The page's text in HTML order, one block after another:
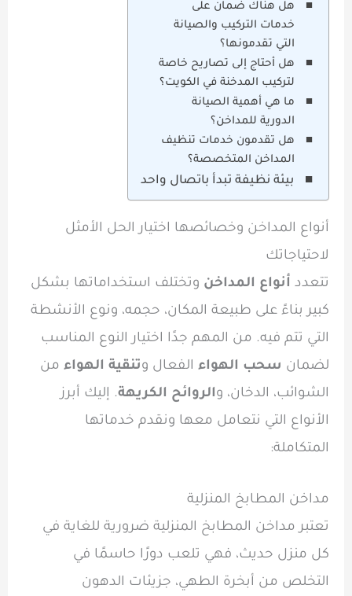
هل هناك ضمان على
خدمات التركيب والصيانة
التي تقدمونها؟
هل أحتاج إلى تصاريح خاصة
لتركيب المدخنة في الكويت؟
ما هي أهمية الصيانة
الدورية للمداخن؟
هل تقدمون خدمات تنظيف
المداخن المتخصصة؟
بيئة نظيفة تبدأ باتصال واحد
أنواع المداخن وخصائصها اختيار الحل الأمثل
لاحتياجاتك
تتعدد أنواع المداخن وتختلف استخداماتها بشكل
كبير بناءً على طبيعة المكان، حجمه، ونوع الأنشطة
التي تتم فيه. من المهم جدًا اختيار النوع المناسب
لضمان سحب الهواء الفعال وتنقية الهواء من
الشوائب، الدخان، والروائح الكريهة. إليك أبرز
الأنواع التي نتعامل معها ونقدم خدماتها
المتكاملة:
مداخن المطابخ المنزلية
تعتبر مداخن المطابخ المنزلية ضرورية للغاية في
كل منزل حديث، فهي تلعب دورًا حاسمًا في
التخلص من أبخرة الطهي، جزيئات الدهون